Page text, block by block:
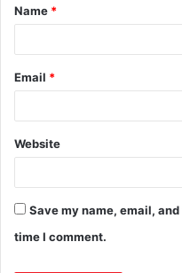
Name *
Email *
Website
Save my name, email,
time I comment.